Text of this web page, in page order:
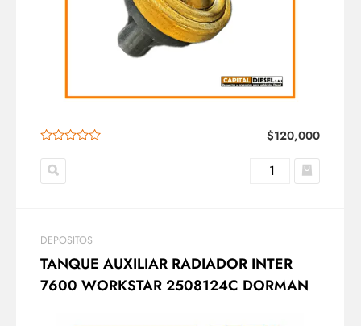
$120,000
DEPOSITOS
TANQUE AUXILIAR RADIADOR INTER
7600 WORKSTAR 2508124C DORMAN